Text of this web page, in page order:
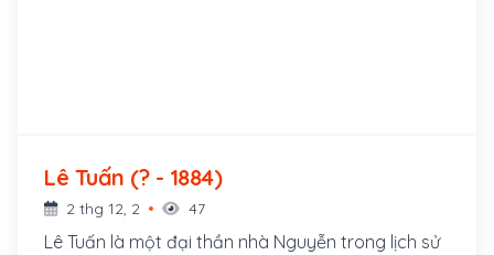
Lê Tuấn (? - 1884)
2 thg 12, 2 47
Lê Tuấn là một đại thần nhà Nguyễn trong lịch sử